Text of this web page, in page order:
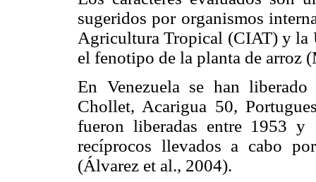
sugeridos por organismos
Agricultura Tropical (CIAT) y la
el fenotipo de la planta de arroz
En Venezuela se han
Chollet, Acarigua 50,
fueron liberadas entre 1953 y
recíprocos llevados a cabo
(Álvarez et al., 2004).